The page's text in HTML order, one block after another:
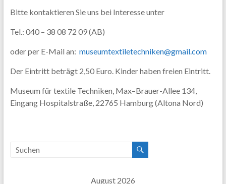
Bitte kontaktieren Sie uns bei Interesse unter
Tel.: 040 – 38 08 72 09 (AB)
oder per E-Mail an: museumtextiletechniken@gmail.com
Der Eintritt beträgt 2,50 Euro. Kinder haben freien Eintritt.
Museum für textile Techniken, Max–Brauer-Allee 134,
Eingang Hospitalstraße, 22765 Hamburg (Altona Nord)
August 2026